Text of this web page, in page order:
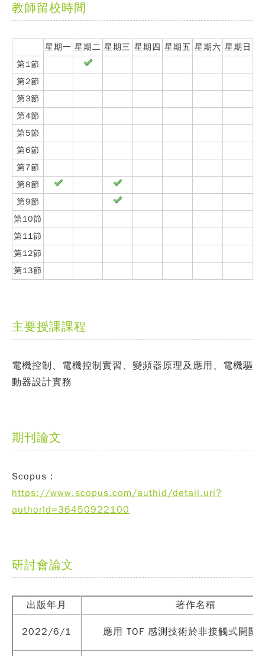
教師留校時間
星期一 星期二 星期三 星期四 星期五 星期六 星期日
第1節
第2節
第3節
第4節
第5節
第6節
第7節
第8節
第9節
第10節
第11節
第12節
第13節
主要授課課程
電機控制、電機控制實習、變頻器原理及應用、電機驅
動器設計實務
期刊論文
Scopus：
https://www.scopus.com/authid/detail.uri?
authorId=36450922100
研討會論文
出版年月 著作名稱
2022/6/1 應用 TOF 感測技術於非接觸式開關